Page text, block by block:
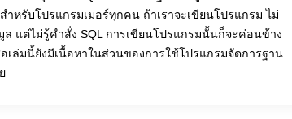
หรับโปรแกรมเมอร์ทุกคน ถ้าเราจะเขียนโปรแกรม ไม่
แต่ไม่รู้คำสั่ง SQL การเขียนโปรแกรมนั้นก็จะค่อนข้าง
เล่มนี้ยังมีเนื้อหาในส่วนของการใช้โปรแกรมจัดการฐาน